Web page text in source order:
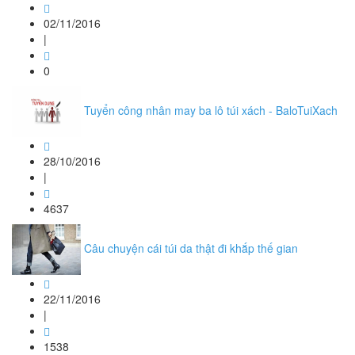
02/11/2016
|
0
Tuyển công nhân may ba lô túi xách - BaloTuiXach
28/10/2016
|
4637
Câu chuyện cái túi da thật đi khắp thế gian
22/11/2016
|
1538